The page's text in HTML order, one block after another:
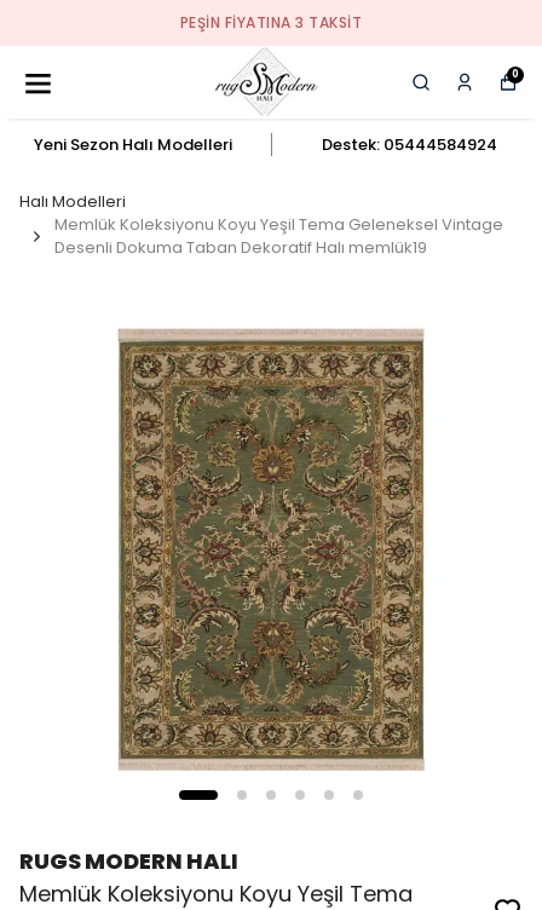
PEŞIN FIYATINA 3 TAKSIT
0
Yeni Sezon Halı Modelleri Destek: 05444584924
Halı Modelleri
Memlük Koleksiyonu Koyu Yeşil Tema Geleneksel Vintage
Desenli Dokuma Taban Dekoratif Halı memlük19
RUGS MODERN HALI
Memlük Koleksiyonu Koyu Yeşil Tema